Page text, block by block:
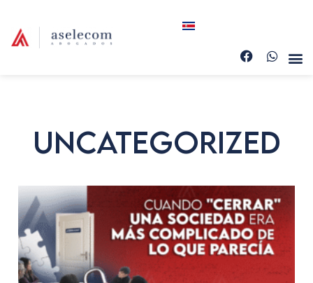
Uncategorized